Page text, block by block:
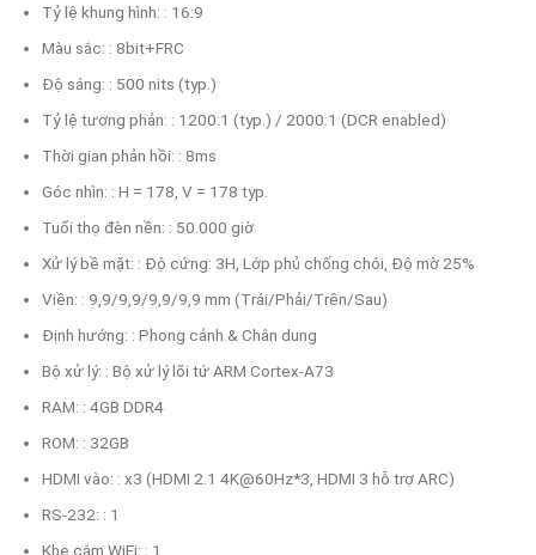
Tỷ lệ khung hình: : 16:9
Màu sắc: : 8bit+FRC
Độ sáng: : 500 nits (typ.)
Tỷ lệ tương phản: : 1200:1 (typ.) / 2000:1 (DCR enabled)
Thời gian phản hồi: : 8ms
Góc nhìn: : H = 178, V = 178 typ.
Tuổi thọ đèn nền: : 50.000 giờ
Xử lý bề mặt: : Độ cứng: 3H, Lớp phủ chống chói, Độ mờ 25%
Viền: : 9,9/9,9/9,9/9,9 mm (Trái/Phải/Trên/Sau)
Định hướng: : Phong cảnh & Chân dung
Bộ xử lý: : Bộ xử lý lõi tứ ARM Cortex-A73
RAM: : 4GB DDR4
ROM: : 32GB
HDMI vào: : x3 (HDMI 2.1 4K@60Hz*3, HDMI 3 hỗ trợ ARC)
RS-232: : 1
Khe cắm WiFi: : 1